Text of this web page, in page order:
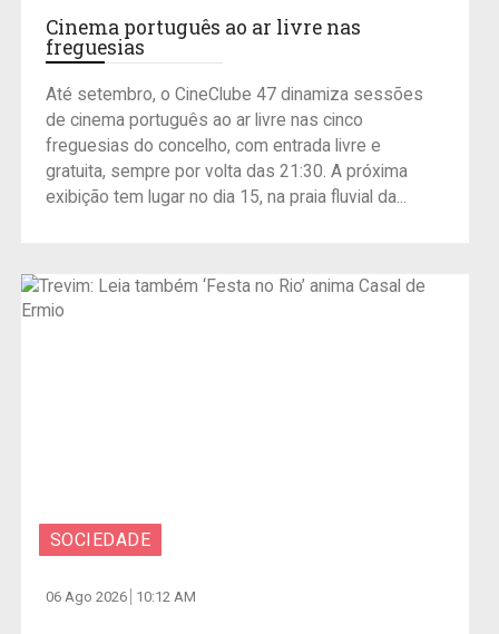
Cinema português ao ar livre nas
freguesias
Até setembro, o CineClube 47 dinamiza sessões
de cinema português ao ar livre nas cinco
freguesias do concelho, com entrada livre e
gratuita, sempre por volta das 21:30. A próxima
exibição tem lugar no dia 15, na praia fluvial da...
SOCIEDADE
06 Ago 2026 10:12 AM